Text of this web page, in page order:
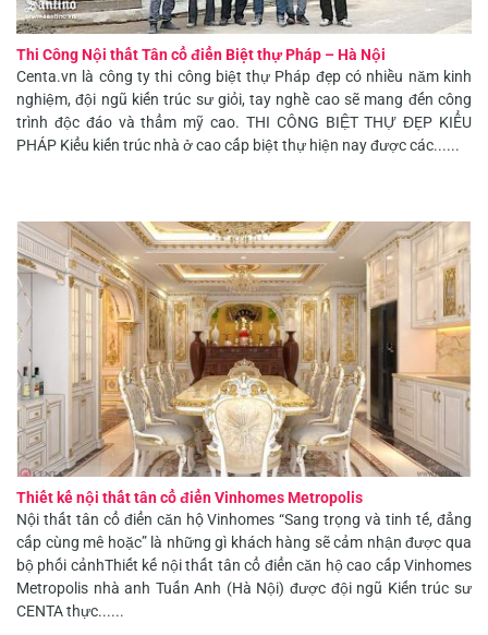
Thi Công Nội thất Tân cổ điển Biệt thự Pháp – Hà Nội
Centa.vn là công ty thi công biệt thự Pháp đẹp có nhiều năm kinh
nghiệm, đội ngũ kiến trúc sư giỏi, tay nghề cao sẽ mang đến công
trình độc đáo và thẩm mỹ cao. THI CÔNG BIỆT THỰ ĐẸP KIỂU
PHÁP Kiểu kiến trúc nhà ở cao cấp biệt thự hiện nay được các......
Thiết kế nội thất tân cổ điển Vinhomes Metropolis
Nội thất tân cổ điển căn hộ Vinhomes “Sang trọng và tinh tế, đẳng
cấp cùng mê hoặc” là những gì khách hàng sẽ cảm nhận được qua
bộ phối cảnhThiết kế nội thất tân cổ điển căn hộ cao cấp Vinhomes
Metropolis nhà anh Tuấn Anh (Hà Nội) được đội ngũ Kiến trúc sư
CENTA thực......